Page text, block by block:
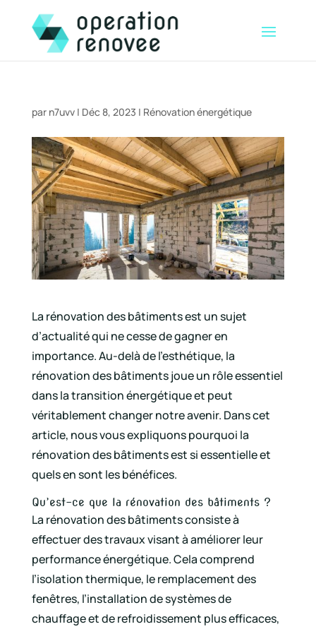
par n7uvv| Déc 8, 2023 | Rénovation énergétique
La rénovation des bâtiments est un sujet
d’actualité qui ne cesse de gagner en
importance. Au-delà de l’esthétique, la
rénovation des bâtiments joue un rôle essentiel
dans la transition énergétique et peut
véritablement changer notre avenir. Dans cet
article, nous vous expliquons pourquoi la
rénovation des bâtiments est si essentielle et
quels en sont les bénéfices.
Qu’est-ce que la rénovation des bâtiments ?
La rénovation des bâtiments consiste à
effectuer des travaux visant à améliorer leur
performance énergétique. Cela comprend
l’isolation thermique, le remplacement des
fenêtres, l’installation de systèmes de
chauffage et de refroidissement plus efficaces,